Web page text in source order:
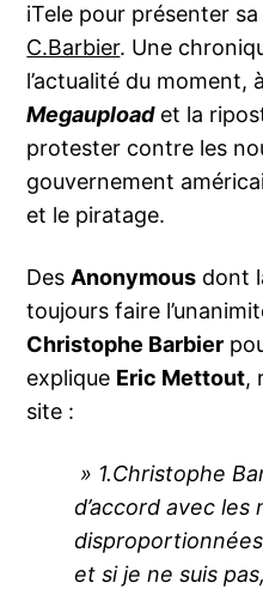
iTele pour présenter
C.Barbier. Une
l’actualité du moment,
Megauploadet la
protester contre les
gouvernement
et le piratage.
DesAnonymous dont
toujours faire
Christophe Barbier
explique Eric Mettout,
site :
» 1.Christophe
d’accord avec les
et si je ne suis